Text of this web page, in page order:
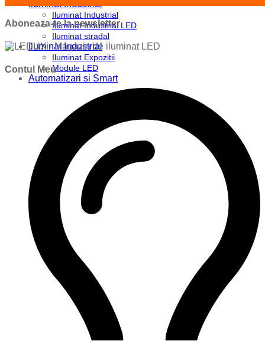
Iluminat Industrial
Iluminat Industrial
Iluminat Industrial LED
Iluminat stradal
Iluminat Industrial
Iluminat Expozitii
Module LED
Automatizari si Smart
Aboneaza-te la newsletter
Contul Meu